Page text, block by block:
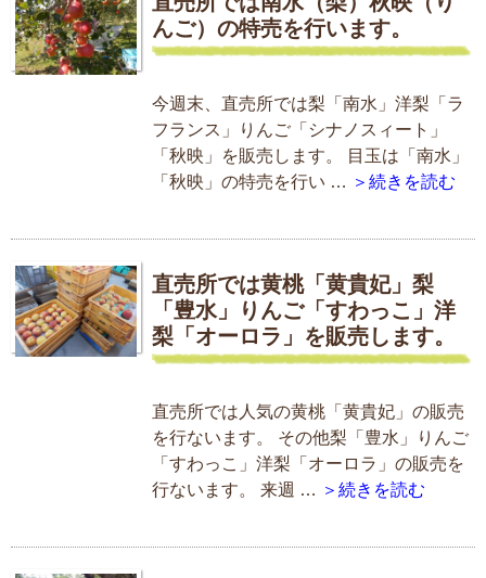
んご）の特売を行います。
今週末、直売所では梨「南水」洋梨「ラ
フランス」りんご「シナノスィート」
「秋映」を販売します。 目玉は「南水」
「秋映」の特売を行い … ＞続きを読む
直売所では黄桃「黄貴妃」梨
「豊水」りんご「すわっこ」洋
梨「オーロラ」を販売します。
直売所では人気の黄桃「黄貴妃」の販売
を行ないます。 その他梨「豊水」りんご
「すわっこ」洋梨「オーロラ」の販売を
行ないます。 来週 … ＞続きを読む